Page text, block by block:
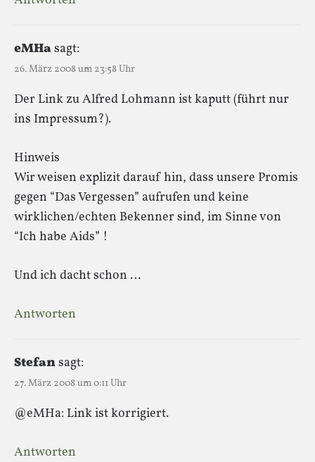
eMHasagt:
26. März 2008 um 23:58 Uhr
Der Link zu Alfred Lohmann ist kaputt (führt nur
ins Impressum?).
Hinweis
Wir weisen explizit darauf hin, dass unsere Promis
gegen “Das Vergessen” aufrufen und keine
wirklichen/echten Bekenner sind, im Sinne von
“Ich habe Aids” !
Und ich dacht schon …
Antworten
Stefansagt:
27. März 2008 um 0:11 Uhr
@eMHa: Link ist korrigiert.
Antworten